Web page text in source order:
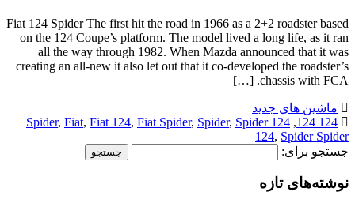
Fiat 124 Spider The first hit the road in 1966 as a 2+2 roadster based
on the 124 Coupe’s platform. The model lived a long life, as it ran
all the way through 1982. When Mazda announced that it was
creating an all-new it also let out that it co-developed the roadster’s
chassis with FCA. […]
ماشین های جدید
124 124
,
124 Spider
, Fiat, Fiat 124, Fiat Spider, Spider, Spider
124, Spider Spider
جستجو برای:
نوشته‌های تازه